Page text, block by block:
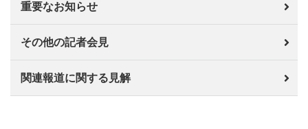
重要なお知らせ
その他の記者会見
関連報道に関する見解